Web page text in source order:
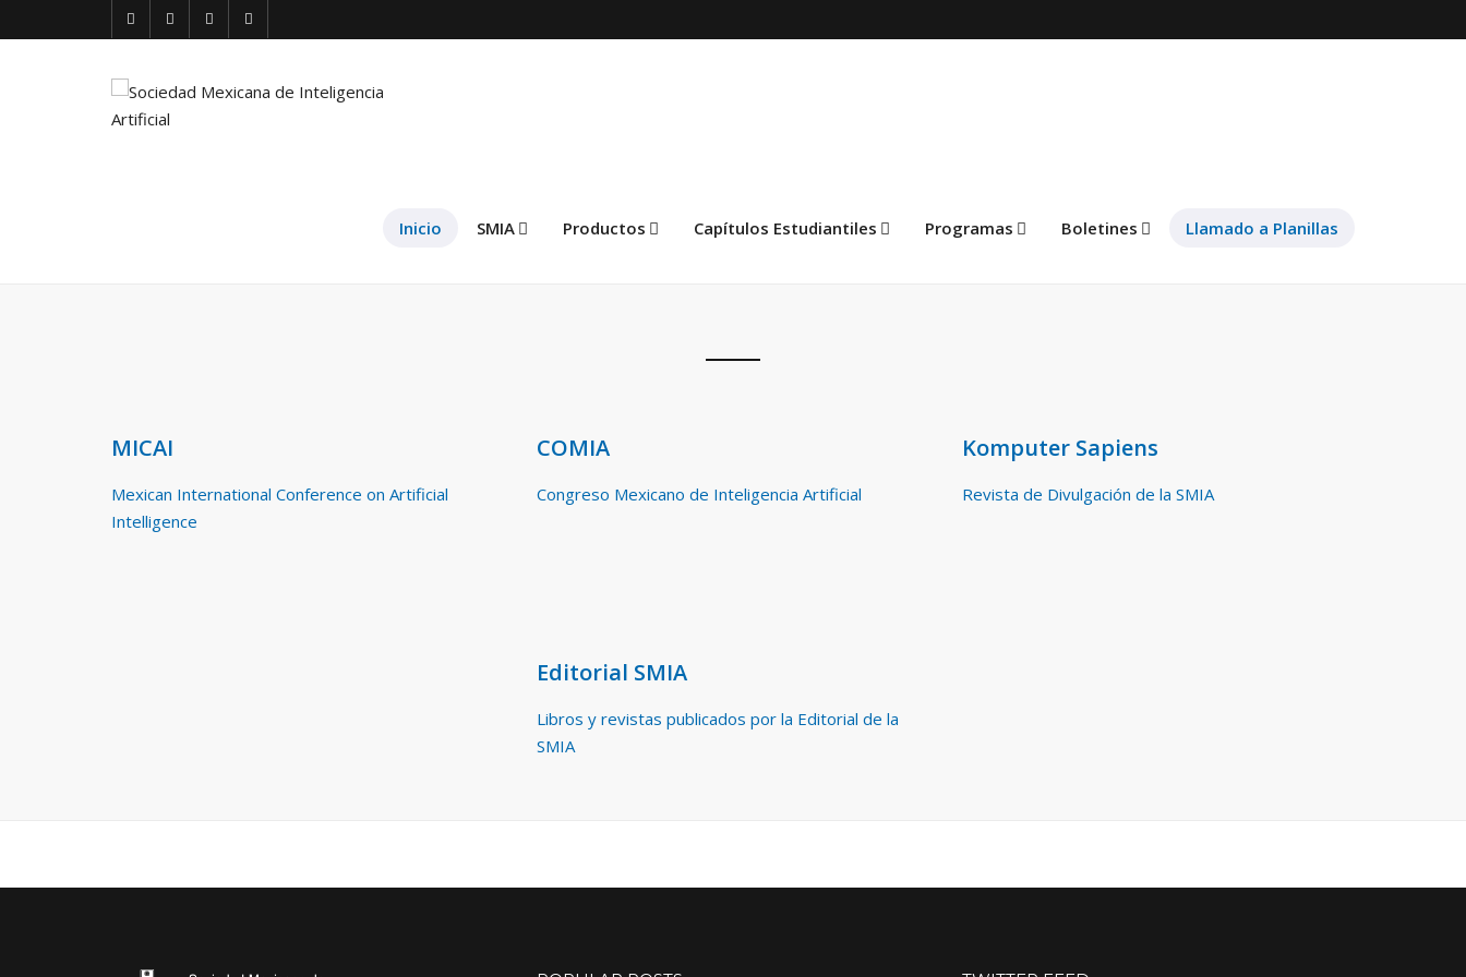
Inicio SMIA Productos Capítulos Estudiantiles Programas Boletines Llamado a Planillas
MICAI
Mexican International Conference on Artificial
Intelligence
COMIA
Congreso Mexicano de Inteligencia Artificial
Komputer Sapiens
Revista de Divulgación de la SMIA
Editorial SMIA
Libros y revistas publicados por la Editorial de la
SMIA